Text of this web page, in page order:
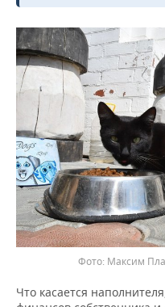
Максим
Что касается